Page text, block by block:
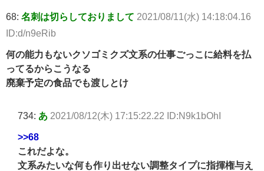
68: 名刺は切らしておりまして 2021/08/11(水) 14:18:04.16
ID:d/n9eRib
何の能力もないクソゴミクズ文系の仕事ごっこに給料を払
ってるからこうなる
廃棄予定の食品でも渡しとけ
734: あ 2021/08/12(木) 17:15:22.22 ID:N9k1bOhI
>>68
これだよな。
文系みたいな何も作り出せない調整タイプに指揮権与え